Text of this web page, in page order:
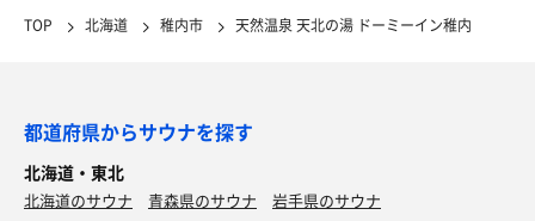
美味しさ😋 それ以外も最高で、銀杏草の味噌汁は絶品
夜鳴きそば（大盛り）
稚内でも鳴く。
TOP 北海道 稚内市 天然温泉 天北の湯 ドーミーイン稚内
都道府県からサウナを探す
北海道・東北
北海道のサウナ 青森県のサウナ
岩手県のサウナ